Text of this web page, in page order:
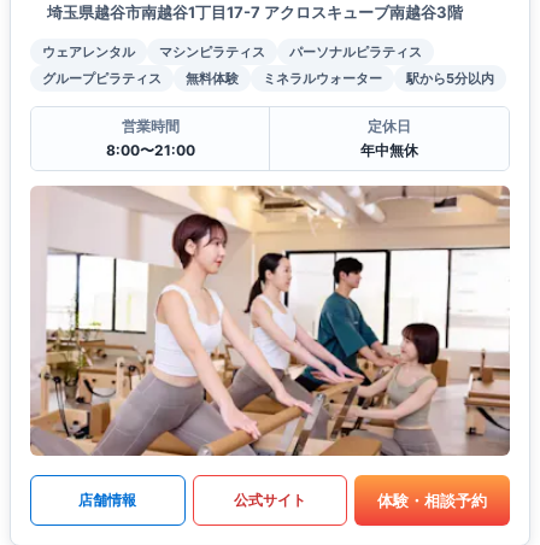
埼玉県越谷市南越谷1丁目17-7 アクロスキューブ南越谷3階
ウェアレンタル マシンピラティス
パーソナルピラティス
グループピラティス
無料体験 ミネラルウォーター 駅から5分以内
営業時間
8:00〜21:00
定休日
年中無休
店舗情報 公式サイト 体験・相談予約